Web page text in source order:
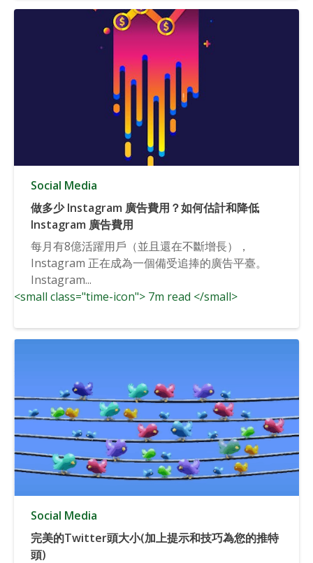
Social Media
做多少 Instagram 廣告費用？如何估計和降低
Instagram 廣告費用
每月有8億活躍用戶（並且還在不斷增長），
Instagram 正在成為一個備受追捧的廣告平臺。
Instagram...
<small class="time-icon"> 7m read </small>
Social Media
完美的Twitter頭大小(加上提示和技巧為您的推特
頭)